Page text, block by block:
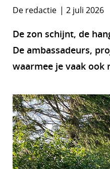
De redactie 2 juli 2026
De zon schijnt, de
De ambassadeurs,
waarmee je vaak ook